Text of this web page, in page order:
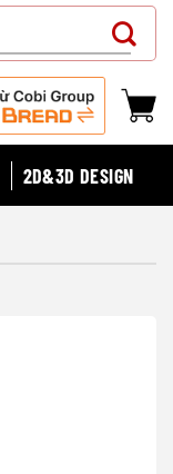
2D&3D DESIGN